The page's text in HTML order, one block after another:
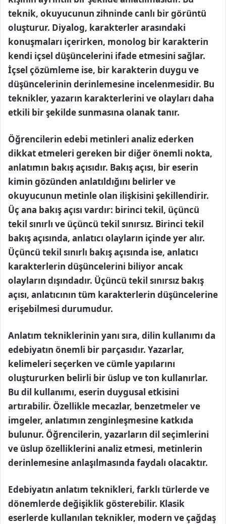
teknik, okuyucunun zihninde canlı bir görüntü
oluşturur. Diyalog, karakterler arasındaki
konuşmaları içerirken, monolog bir karakterin
kendi içsel düşüncelerini ifade etmesini sağlar.
İçsel çözümleme ise, bir karakterin duygu ve
düşüncelerinin derinlemesine incelenmesidir. Bu
teknikler, yazarın karakterlerini ve olayları daha
etkili bir şekilde sunmasına olanak tanır.
Öğrencilerin edebi metinleri analiz ederken
dikkat etmeleri gereken bir diğer önemli nokta,
anlatımın bakış açısıdır. Bakış açısı, bir eserin
kimin gözünden anlatıldığını belirler ve
okuyucunun metinle olan ilişkisini şekillendirir.
Üç ana bakış açısı vardır: birinci tekil, üçüncü
tekil sınırlı ve üçüncü tekil sınırsız. Birinci tekil
bakış açısında, anlatıcı olayların içinde yer alır.
Üçüncü tekil sınırlı bakış açısında ise, anlatıcı
karakterlerin düşüncelerini biliyor ancak
olayların dışındadır. Üçüncü tekil sınırsız bakış
açısı, anlatıcının tüm karakterlerin düşüncelerine
erişebilmesi durumudur.
Anlatım tekniklerinin yanı sıra, dilin kullanımı da
edebiyatın önemli bir parçasıdır. Yazarlar,
kelimeleri seçerken ve cümle yapılarını
oluştururken belirli bir üslup ve ton kullanırlar.
Bu dil kullanımı, eserin duygusal etkisini
artırabilir. Özellikle mecazlar, benzetmeler ve
imgeler, anlatımın zenginleşmesine katkıda
bulunur. Öğrencilerin, yazarların dil seçimlerini
ve üslup özelliklerini analiz etmesi, metinlerin
derinlemesine anlaşılmasında faydalı olacaktır.
Edebiyatın anlatım teknikleri, farklı türlerde ve
dönemlerde değişiklik gösterebilir. Klasik
eserlerde kullanılan teknikler, modern ve çağdaş